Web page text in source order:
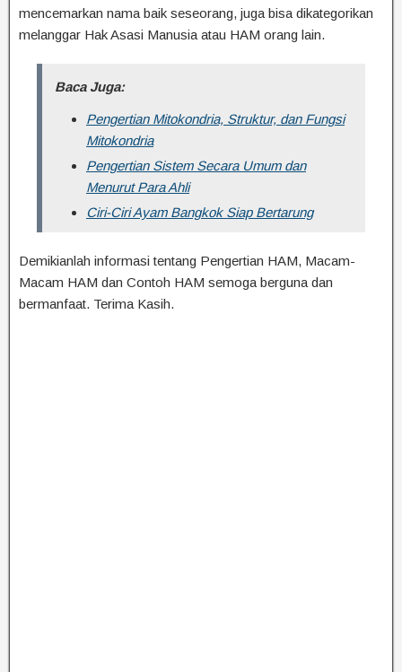
mencemarkan nama baik seseorang, juga bisa dikategorikan
melanggar Hak Asasi Manusia atau HAM orang lain.
Baca Juga:
Pengertian Mitokondria, Struktur, dan Fungsi
Mitokondria
Pengertian Sistem Secara Umum dan
Menurut Para Ahli
Ciri-Ciri Ayam Bangkok Siap Bertarung
Demikianlah informasi tentang Pengertian HAM, Macam-
Macam HAM dan Contoh HAM semoga berguna dan
bermanfaat. Terima Kasih.